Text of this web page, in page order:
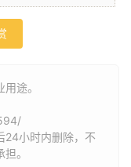
途。
24小时内删除，不
。